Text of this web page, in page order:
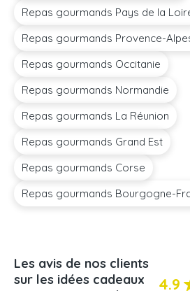
Repas gourmands Pays de la
Repas gourmands Provence-
Repas gourmands Occitanie
Repas gourmands Normandie
Repas gourmands La Réunion
Repas gourmands Grand Est
Repas gourmands Corse
Repas gourmands Bourgogne-
Les avis de nos clients
sur les idées cadeaux
4.9